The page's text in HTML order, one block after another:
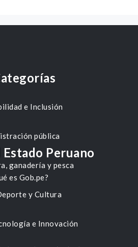
e Inclusión
pública
ganadería y pesca
y Cultura
e Innovación
Peruano
es Gob.pe?